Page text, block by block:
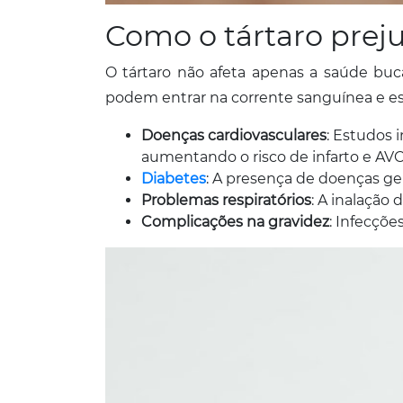
Como o tártaro
O tártaro não afeta apenas a saúde
podem entrar na corrente sanguínea e
Doenças cardiovasculares: Estudos
aumentando o risco de infarto e
Diabetes: A presença de doenças
Problemas respiratórios: A inalação
Complicações na gravidez: